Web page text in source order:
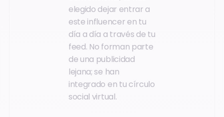
elegido dejar entrar a
este influencer en tu
día a día a través de tu
feed. No forman parte
de una publicidad
lejana; se han
integrado en tu círculo
social virtual.